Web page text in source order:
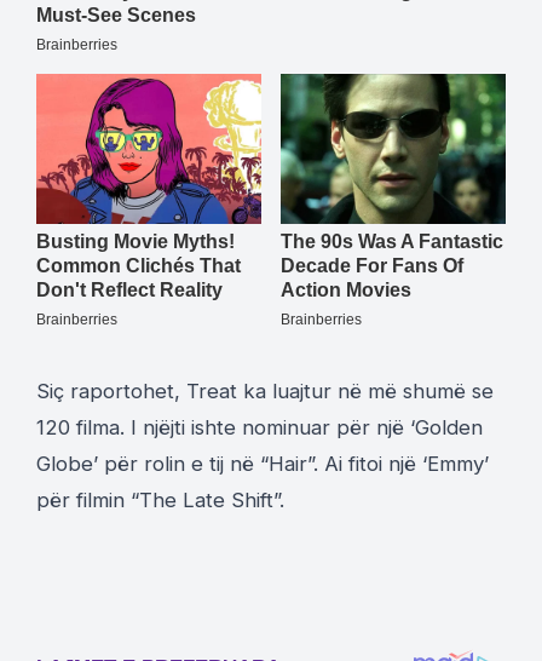
Siç raportohet, Treat ka luajtur në më shumë se
120 filma. I njëjti ishte nominuar për një ‘Golden
Globe’ për rolin e tij në “Hair”. Ai fitoi një ‘Emmy’
për filmin “The Late Shift”.